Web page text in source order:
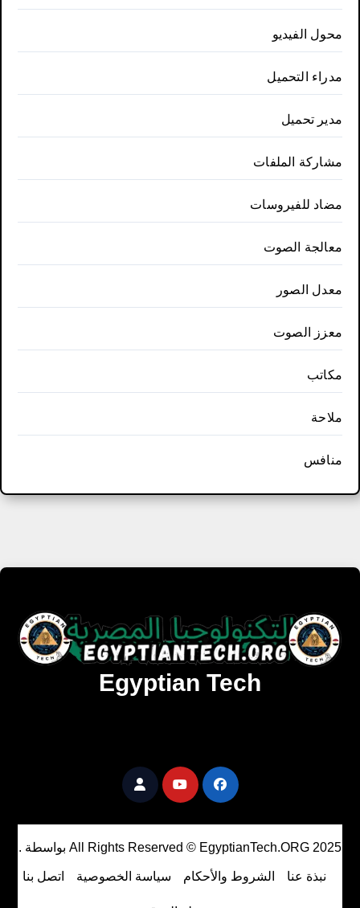
محول الفيديو
مدراء التحميل
مدير تحميل
مشاركة الملفات
مضاد للفيروسات
معالجة الصوت
معدل الصور
معزز الصوت
مكاتب
ملاحة
منافس
Egyptian Tech
All Rights Reserved © EgyptianTech.ORG 2025 بواسطة .
نبذة عنا الشروط والأحكام سياسة الخصوصية اتصل بنا